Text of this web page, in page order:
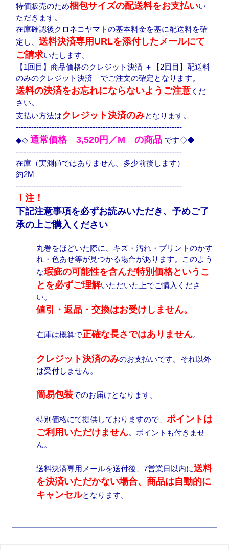
特価販売のため梱包サイズの配送料をお支払いい
ただきます。
在庫確認後クロネコヤマトの基本料金を基に配送料を確
定し、 送料決済専用URLを添付したメールにて
ご請求いたします。
【1回目】商品価格のクレジット決済 ＋【2回目】配送料
のみのクレジット決済 でご注文の確定となります。
送料の決済をお忘れにならないようご注意くだ
さい。
支払い方法はクレジット決済のみとなります。
-----------------------------------------------------------------
◆◇ 通常価格 3,520円／M の商品です◇◆
-----------------------------------------------------------------
在庫（実測値ではありません。多少前後します）
約2M
-----------------------------------------------------------------
！注！
下記注意事項を必ずお読みいただき、予めご了
承の上ご購入ください
丸巻をほどいた際に、キズ・汚れ・プリントのかす
れ・色あせ等が見つかる場合があります。このよう
な瑕疵の可能性を含んだ特別価格というこ
とを必ずご理解いただいた上でご購入くださ
い。
値引・返品・交換はお受けしません。
在庫は概算で正確な長さではありません。
クレジット決済のみのお支払いです。それ以外
は受付しません。
簡易包装でのお届けとなります。
特別価格にて提供しておりますので、 ポイントは
ご利用いただけません。ポイントも付きませ
ん。
送料決済専用メールを送付後、7営業日以内に送料
を決済いただかない場合、商品は自動的に
キャンセルとなります。